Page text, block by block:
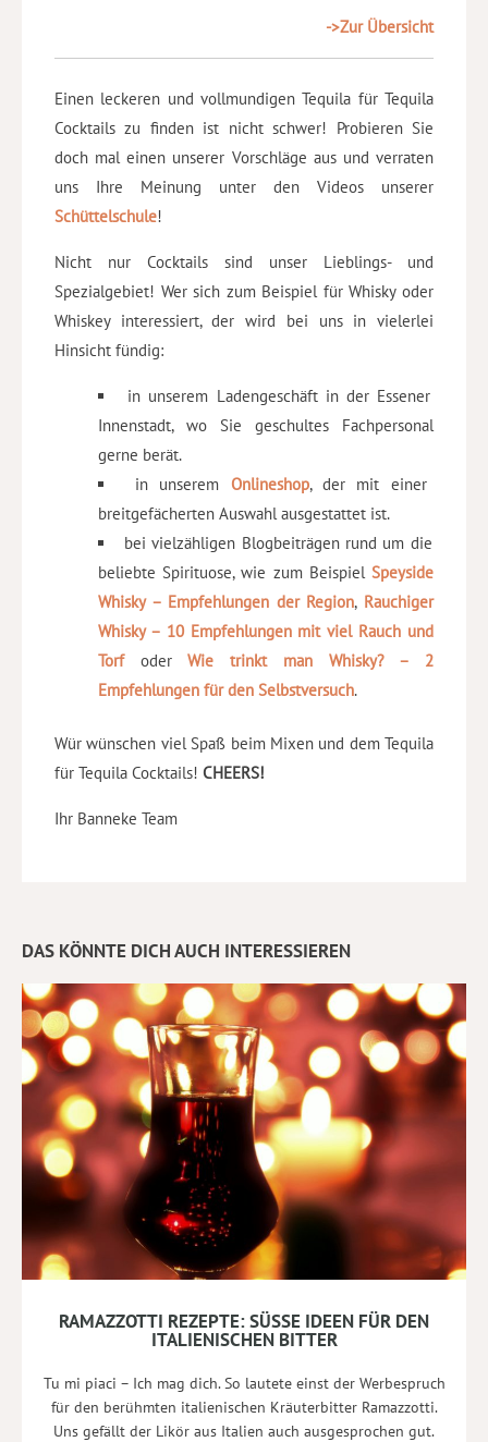
->Zur Übersicht
Einen leckeren und vollmundigen Tequila für Tequila
Cocktails zu finden ist nicht schwer! Probieren Sie
doch mal einen unserer Vorschläge aus und verraten
uns Ihre Meinung unter den Videos unserer
Schüttelschule!
Nicht nur Cocktails sind unser Lieblings- und
Spezialgebiet! Wer sich zum Beispiel für Whisky oder
Whiskey interessiert, der wird bei uns in vielerlei
Hinsicht fündig:
in unserem Ladengeschäft in der Essener
Innenstadt, wo Sie geschultes Fachpersonal
gerne berät.
in unserem Onlineshop, der mit einer
breitgefächerten Auswahl ausgestattet ist.
bei vielzähligen Blogbeiträgen rund um die
beliebte Spirituose, wie zum Beispiel Speyside
Whisky – Empfehlungen der Region, Rauchiger
Whisky – 10 Empfehlungen mit viel Rauch und
TorfoderWie trinkt man Whisky? – 2
Empfehlungen für den Selbstversuch.
Wür wünschen viel Spaß beim Mixen und dem Tequila
für Tequila Cocktails! CHEERS!
Ihr Banneke Team
DAS KÖNNTE DICH AUCH INTERESSIEREN
RAMAZZOTTI REZEPTE: SÜSSE IDEEN FÜR DEN I
TALIENISCHEN BITTER
Tu mi piaci – Ich mag dich. So lautete einst der Werbespruch
für den berühmten italienischen Kräuterbitter Ramazzotti.
Uns gefällt der Likör aus Italien auch ausgesprochen gut.